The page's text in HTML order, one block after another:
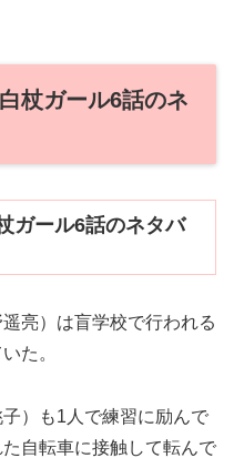
杖ガール6話のネ
ガール6話のネタバ
亮）は盲学校で行われる
た。
）も1人で練習に励んで
自転車に接触して転んで